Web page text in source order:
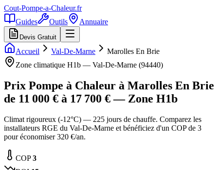
Cout-Pompe-a-Chaleur.fr
Guides
Outils Annuaire
Devis Gratuit
Accueil Val-De-Marne
Marolles En Brie
Zone climatique H1b — Val-De-Marne (94440)
Prix Pompe à Chaleur à Marolles En Brie
de 11 000 € à 17 700 € — Zone H1b
Climat rigoureux (-12°C) — 225 jours de chauffe. Comparez les
installateurs RGE du Val-De-Marne et bénéficiez d'un COP de 3
pour économiser 320 €/an.
COP3